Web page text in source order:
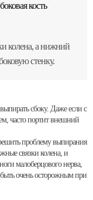
кость
колена, а нижний
стенку.
сбоку. Даже если с
часто портит внешний
проблему выпирания
связки колена, и
малоберцового нерва,
быть очень осторожным при